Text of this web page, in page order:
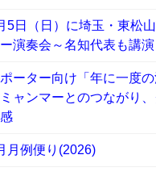
5日（日）に埼玉・東松
演奏会～名知代表も講演
ーター向け「年に一度
ャンマーとのつながり
月例便り(2026)